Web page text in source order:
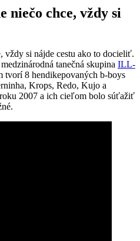
niečo chce, vždy si
vždy si nájde cestu ako to docieliť.
tanečná skupina ILL-
tvorí 8 hendikepovaných b-boys
Krops, Redo, Kujo a
2007 a ich cieľom bolo súťažiť